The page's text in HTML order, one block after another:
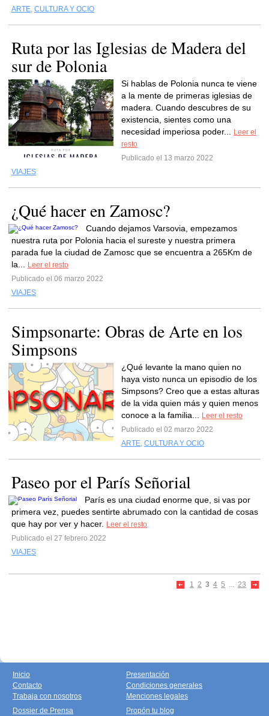
ARTE, CULTURA Y OCIO
Ruta por las Iglesias de Madera del
sur de Polonia
Si hablas de Polonia nunca te viene
a la mente de primeras iglesias de
madera. Cuando descubres de su
existencia, sientes como una
necesidad imperiosa poder...
Leer el
resto
Publicado el 13 marzo 2022
VIAJES
¿Qué hacer en Zamosc?
Cuando dejamos Varsovia, empezamos
nuestra ruta por Polonia hacia el sureste y nuestra primera
parada fue la ciudad de Zamosc que se encuentra a 265Km de
la...
Leer el resto
Publicado el 06 marzo 2022
VIAJES
Simpsonarte: Obras de Arte en los
Simpsons
¿Qué levante la mano quien no
haya visto nunca un episodio de los
Simpsons? Creo que a estas alturas
de la vida quien más y quien menos
conoce a la familia...
Leer el resto
Publicado el 02 marzo 2022
ARTE, CULTURA Y OCIO
Paseo por el París Señorial
París es una ciudad enorme que, si vas por
primera vez, puedes sentirte abrumado con la cantidad de cosas
que hay por ver y hacer.
Leer el resto
Publicado el 27 febrero 2022
VIAJES
1 2 3 4 5 ... 23
Inicio
Contacto
Trabaja con nosotros
Presentación
Condiciones generales
Menciones legales
Dossier de Prensa
Propón tu blog